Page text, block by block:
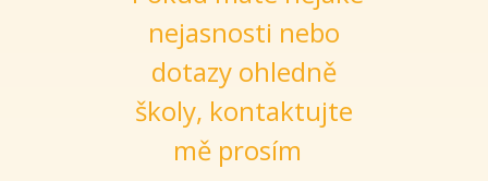
nejasnosti nebo
dotazy ohledně
školy, kontaktujte
mě prosím